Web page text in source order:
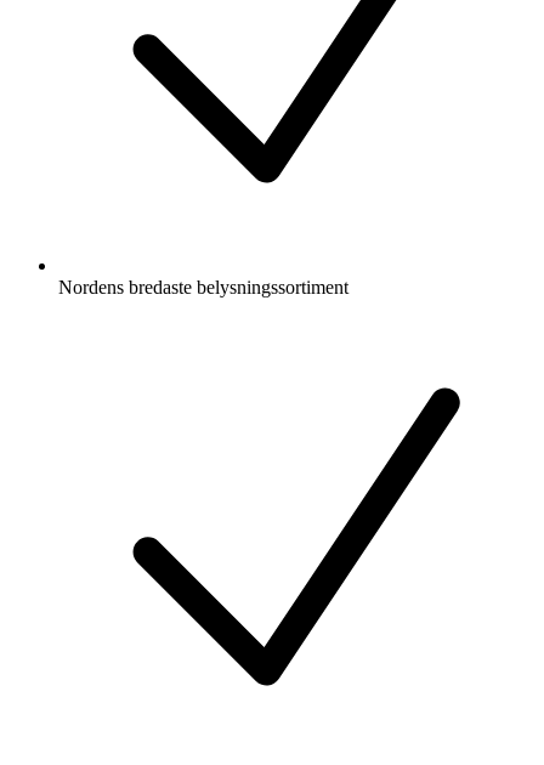
Nordens bredaste belysningssortiment